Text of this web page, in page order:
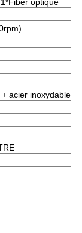
acier inoxydable